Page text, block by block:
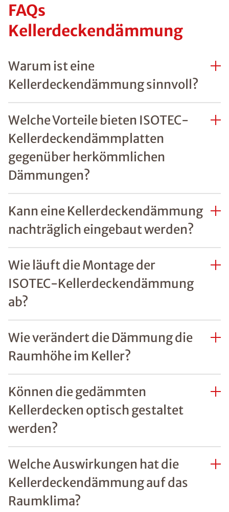
FAQs
Kellerdeckendämmung
Warum ist eine
Kellerdeckendämmung sinnvoll?
Welche Vorteile bieten ISOTEC-
Kellerdeckendämmplatten
gegenüber herkömmlichen
Dämmungen?
Kann eine Kellerdeckendämmung
nachträglich eingebaut werden?
Wie läuft die Montage der
ISOTEC-Kellerdeckendämmung
ab?
Wie verändert die Dämmung die
Raumhöhe im Keller?
Können die gedämmten
Kellerdecken optisch gestaltet
werden?
Welche Auswirkungen hat die
Kellerdeckendämmung auf das
Raumklima?